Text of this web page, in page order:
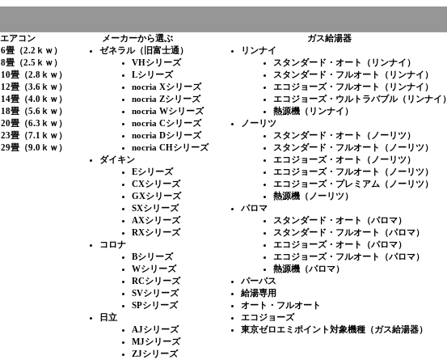
エアコン
6畳（2.2ｋｗ）
8畳（2.5ｋｗ）
10畳（2.8ｋｗ）
12畳（3.6ｋｗ）
14畳（4.0ｋｗ）
18畳（5.6ｋｗ）
20畳（6.3ｋｗ）
23畳（7.1ｋｗ）
29畳（9.0ｋｗ）
メーカーから選ぶ
ゼネラル（旧富士通）
VHシリーズ
Lシリーズ
nocria Xシリーズ
nocria Zシリーズ
nocria Wシリーズ
nocria Cシリーズ
nocria Dシリーズ
nocria CHシリーズ
ダイキン
Eシリーズ
CXシリーズ
GXシリーズ
SXシリーズ
AXシリーズ
RXシリーズ
コロナ
Bシリーズ
Wシリーズ
RCシリーズ
SVシリーズ
SPシリーズ
日立
AJシリーズ
MJシリーズ
ZJシリーズ
ガス給湯器
リンナイ
スタンダード・オート（リンナイ）
スタンダード・フルオート（リンナイ）
エコジョーズ・フルオート（リンナイ）
エコジョーズ・ウルトラバブル（リンナイ）
熱源機（リンナイ）
ノーリツ
スタンダード・オート（ノーリツ）
スタンダード・フルオート（ノーリツ）
エコジョーズ・オート（ノーリツ）
エコジョーズ・フルオート（ノーリツ）
エコジョーズ・プレミアム（ノーリツ）
熱源機（ノーリツ）
パロマ
スタンダード・オート（パロマ）
スタンダード・フルオート（パロマ）
エコジョーズ・オート（パロマ）
エコジョーズ・フルオート（パロマ）
熱源機（パロマ）
パーパス
給湯専用
オート・フルオート
エコジョーズ
東京ゼロエミポイント対象機種（ガス給湯器）